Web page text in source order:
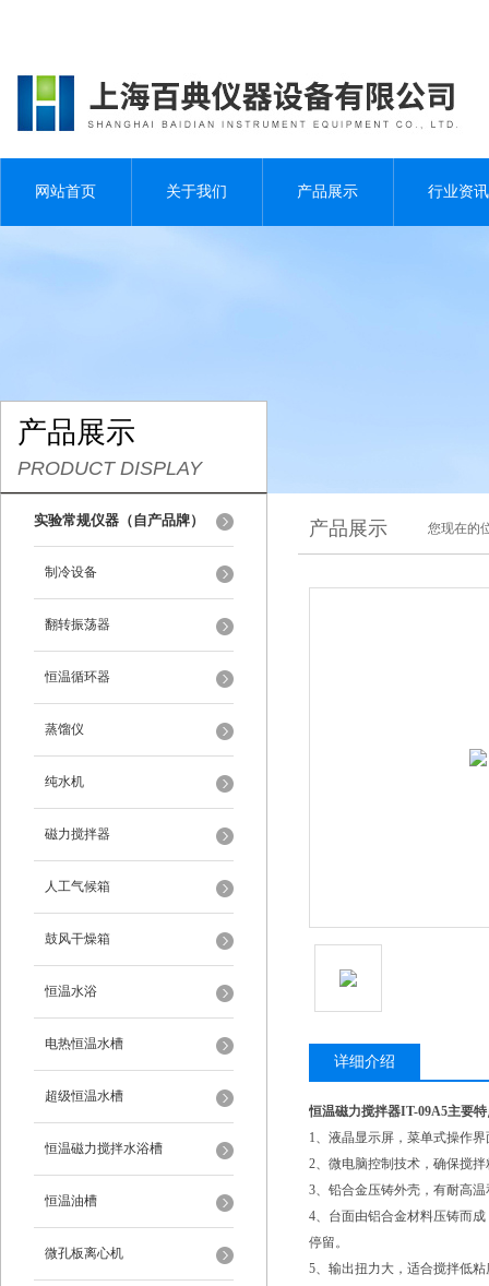
网站首页 关于我们 产品展示 行业资讯
产品展示
PRODUCT DISPLAY
实验常规仪器（自产品牌）
制冷设备
翻转振荡器
恒温循环器
蒸馏仪
纯水机
磁力搅拌器
人工气候箱
鼓风干燥箱
恒温水浴
电热恒温水槽
超级恒温水槽
恒温磁力搅拌水浴槽
恒温油槽
微孔板离心机
产品展示 您现在的
详细介绍
恒温磁力搅拌器IT-09A5主要
1、液晶显示屏，菜单式操作
2、微电脑控制技术，确保搅
3、铅合金压铸外壳，有耐高
4、台面由铝合金材料压铸而
停留。
5、输出扭力大，适合搅拌低